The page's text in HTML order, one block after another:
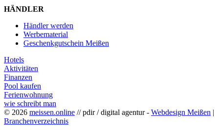
HÄNDLER
Händler werden
Werbematerial
Geschenkgutschein Meißen
Hotels
Aktivitäten
Finanzen
Pool kaufen
Ferienwohnung
wie schreibt man
© 2026 meissen.online // pdir / digital agentur - Webdesign Meißen |
Branchenverzeichnis